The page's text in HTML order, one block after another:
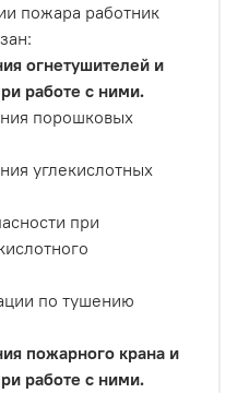
пожара работник
огнетушителей и
работе с ними.
порошковых
углекислотных
при
по тушению
пожарного крана и
работе с ними.